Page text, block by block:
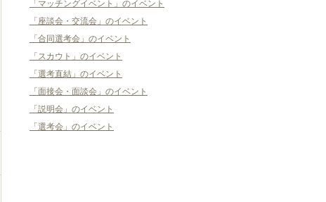
「マッチングイベント」のイベント
「座談会・交流会」のイベント
「合同選考会」のイベント
「スカウト」のイベント
「選考直結」のイベント
「面接会・面談会」のイベント
「説明会」のイベント
「選考会」のイベント